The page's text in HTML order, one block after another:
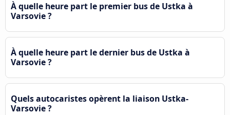
À quelle heure part le premier bus de Ustka à
Varsovie ?
À quelle heure part le dernier bus de Ustka à
Varsovie ?
Quels autocaristes opèrent la liaison Ustka-
Varsovie ?